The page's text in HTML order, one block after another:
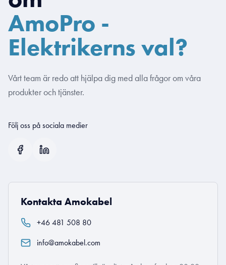
AmoPro -
Elektrikerns val?
Vårt team är redo att hjälpa dig med alla frågor om våra
produkter och tjänster.
Följ oss på sociala medier
Kontakta Amokabel
+46 481 508 80
info@amokabel.com